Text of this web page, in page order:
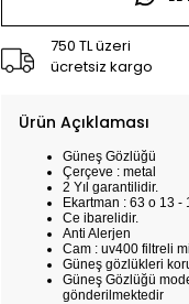
750 TL üzeri
ücretsiz kargo
Ürün Açıklaması
Güneş Gözlüğü
Çerçeve : metal
2 Yıl garantilidir.
Ekartman : 63 o 13 -
Ce ibarelidir.
Anti Alerjen
Cam : uv400 filtreli
Güneş gözlükleri
Güneş Gözlüğü
gönderilmektedir